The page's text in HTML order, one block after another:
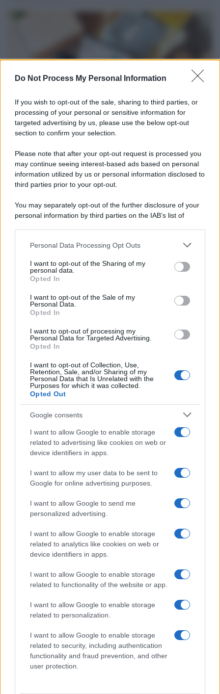
Do Not Process My Personal Information
If you wish to opt-out of the sale, sharing to third parties, or
processing of your personal or sensitive information for
targeted advertising by us, please use the below opt-out
section to confirm your selection.
Please note that after your opt-out request is processed you
may continue seeing interest-based ads based on personal
information utilized by us or personal information disclosed to
third parties prior to your opt-out.
You may separately opt-out of the further disclosure of your
personal information by third parties on the IAB’s list of
This information may also be disclosed by us to third parties
disclose it to other third parties.
Please note that this website/app uses one or more Google
services and may gather and store information including but
not limited to your visit or usage behaviour. You may click to
grant or deny consent to Google and its third-party tags to
consent section.
Personal Data Processing Opt Outs
I want to opt-out of the Sharing of my
personal data.
Opted In
I want to opt-out of the Sale of my
Personal Data.
Opted In
I want to opt-out of processing my
Personal Data for Targeted Advertising.
Opted In
I want to opt-out of Collection, Use,
Retention, Sale, and/or Sharing of my
Personal Data that Is Unrelated with the
Purposes for which it was collected.
Opted Out
Google consents
I want to allow Google to enable storage
related to advertising like cookies on web or
device identifiers in apps.
I want to allow my user data to be sent to
Google for online advertising purposes.
I want to allow Google to send me
personalized advertising.
I want to allow Google to enable storage
related to analytics like cookies on web or
device identifiers in apps.
I want to allow Google to enable storage
related to functionality of the website or app.
I want to allow Google to enable storage
related to personalization.
I want to allow Google to enable storage
related to security, including authentication
functionality and fraud prevention, and other
user protection.
Sale il numero degli acquisti online in Europa e
aumentano le vendite di articoli second hand
Circa il 20% riguarda l'abbigliamento. Sempre più successo per i
capi di seconda mano e per l'abbigliamento sportivo. Ad attrarre i
consumatori è anche il gorpcore, la tendenza ad abbinare
Il caso /
Trump ha quasi esaurito l'arsenale Usa, ma il
tycoon smentisce
La banca /Caso Mps: i pm milanesi ora vogliono vederci
La data /L'8 agosto, quando la memoria dovrebbe insegnarci
qualcosa
Facebook
Cookie Policy
Syndication
Globalist
Globalscience
Globalsport
Culture
Salute
Megachip
GiULia
Prima Pagina
Giornale dello
Spettacolo
Wondernet
Giuliana Sgrena